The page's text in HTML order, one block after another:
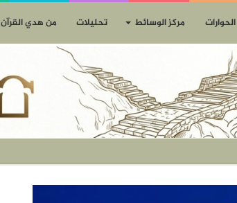
الحوارات مركز الوسائط تحليلات من هدي القرآن